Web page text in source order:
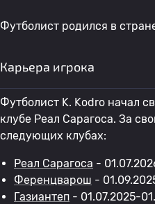
Футболист родился в
Карьера игрока
Футболист K. Kodro начал
клубе Реал Сарагоса. За
следующих клубах:
Реал Сарагоса -
Ференцварош -
Газиантеп - 01.07.2025-